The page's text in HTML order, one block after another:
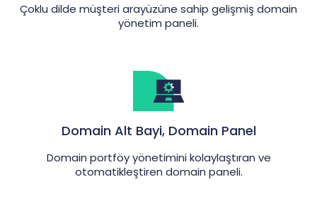
Çoklu dilde müşteri arayüzüne sahip gelişmiş domain
yönetim paneli.
Domain Alt Bayi, Domain Panel
Domain portföy yönetimini kolaylaştıran ve
otomatikleştiren domain paneli.